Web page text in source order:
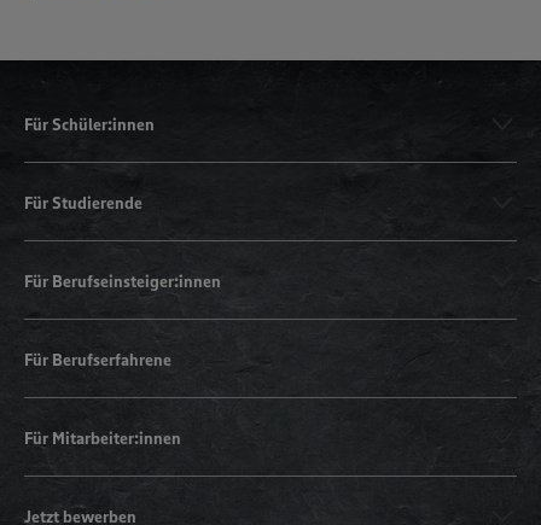
Für Schüler:innen
Für Studierende
Für Berufseinsteiger:innen
Für Berufserfahrene
Für Mitarbeiter:innen
Jetzt bewerben